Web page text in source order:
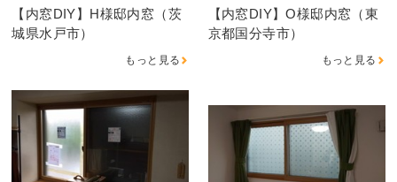
【内窓DIY】H様邸内窓（茨
城県水戸市）
もっと見る
【内窓DIY】O様邸内窓（東
京都国分寺市）
もっと見る